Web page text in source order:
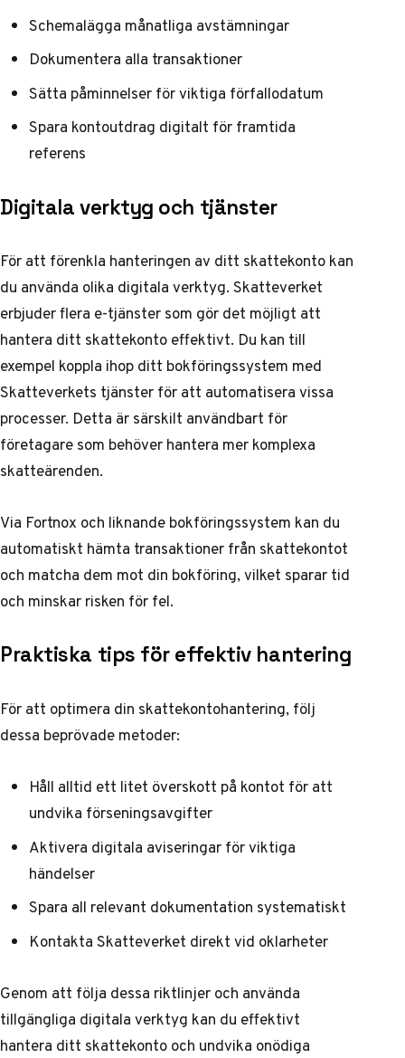
Schemalägga månatliga avstämningar
Dokumentera alla transaktioner
Sätta påminnelser för viktiga förfallodatum
Spara kontoutdrag digitalt för framtida
referens
Digitala verktyg och tjänster
För att förenkla hanteringen av ditt skattekonto kan
du använda olika digitala verktyg. Skatteverket
erbjuder flera e-tjänster som gör det möjligt att
hantera ditt skattekonto effektivt. Du kan till
exempel koppla ihop ditt bokföringssystem med
Skatteverkets tjänster för att automatisera vissa
processer. Detta är särskilt användbart för
företagare som behöver hantera mer komplexa
skatteärenden.
Via Fortnox och liknande bokföringssystem kan du
automatiskt hämta transaktioner från skattekontot
och matcha dem mot din bokföring, vilket sparar tid
och minskar risken för fel.
Praktiska tips för effektiv hantering
För att optimera din skattekontohantering, följ
dessa beprövade metoder:
Håll alltid ett litet överskott på kontot för att
undvika förseningsavgifter
Aktivera digitala aviseringar för viktiga
händelser
Spara all relevant dokumentation systematiskt
Kontakta Skatteverket direkt vid oklarheter
Genom att följa dessa riktlinjer och använda
tillgängliga digitala verktyg kan du effektivt
hantera ditt skattekonto och undvika onödiga